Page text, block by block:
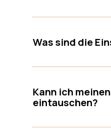
Was sind die
Kann ich
eintauschen?